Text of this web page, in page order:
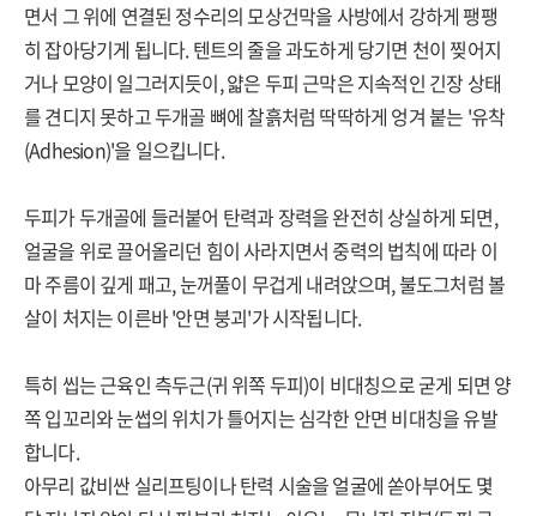
면서 그 위에 연결된 정수리의 모상건막을 사방에서 강하게 팽팽
히 잡아당기게 됩니다. 텐트의 줄을 과도하게 당기면 천이 찢어지
거나 모양이 일그러지듯이, 얇은 두피 근막은 지속적인 긴장 상태
를 견디지 못하고 두개골 뼈에 찰흙처럼 딱딱하게 엉겨 붙는 '유착
(Adhesion)'을 일으킵니다.
두피가 두개골에 들러붙어 탄력과 장력을 완전히 상실하게 되면,
얼굴을 위로 끌어올리던 힘이 사라지면서 중력의 법칙에 따라 이
마 주름이 깊게 패고, 눈꺼풀이 무겁게 내려앉으며, 불도그처럼 볼
살이 처지는 이른바 '안면 붕괴'가 시작됩니다.
특히 씹는 근육인 측두근(귀 위쪽 두피)이 비대칭으로 굳게 되면 양
쪽 입꼬리와 눈썹의 위치가 틀어지는 심각한 안면 비대칭을 유발
합니다.
아무리 값비싼 실리프팅이나 탄력 시술을 얼굴에 쏟아부어도 몇